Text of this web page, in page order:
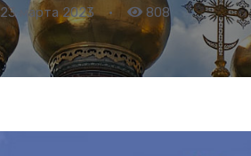
23 марта 2023 • 808